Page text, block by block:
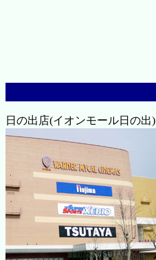
日の出店(イオンモール日の出)